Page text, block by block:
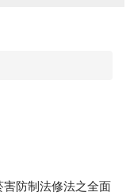
防制法修法之全面